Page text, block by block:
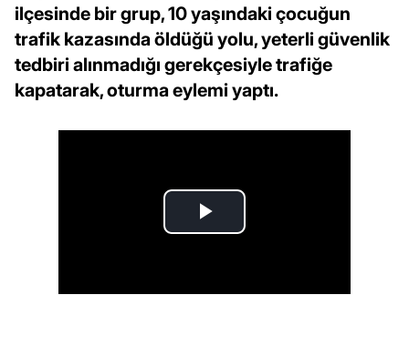
ilçesinde bir grup, 10 yaşındaki çocuğun
trafik kazasında öldüğü yolu, yeterli güvenlik
tedbiri alınmadığı gerekçesiyle trafiğe
kapatarak, oturma eylemi yaptı.